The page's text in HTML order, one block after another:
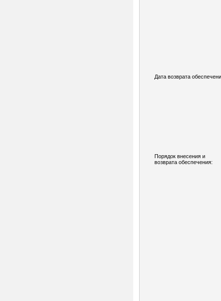
Дата возврата
Порядок внесения и
возврата обеспечения: